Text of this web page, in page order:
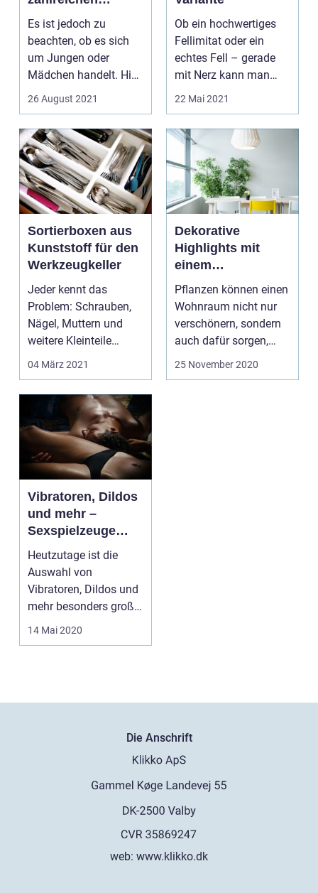
Varianten und
Mustern
Es ist jedoch zu
beachten, ob es sich
um Jungen oder
Mädchen handelt. Hier
herrschen
unterschiedlich...
26 August 2021
Ob ein hochwertiges
Fellimitat oder ein
echtes Fell – gerade
mit Nerz kann man
sehr viele schöne Din...
22 Mai 2021
Sortierboxen aus
Kunststoff für den
Werkzeugkeller
Jeder kennt das
Problem: Schrauben,
Nägel, Muttern und
weitere Kleinteile
liegen meistens im
04 März 2021
Dekorative
Highlights mit
einem
Pflanzenständer
setzen
Pflanzen können einen
Wohnraum nicht nur
verschönern, sondern
auch dafür sorgen,
dass...
25 November 2020
Vibratoren, Dildos
und mehr –
Sexspielzeuge
immer beliebter
Heutzutage ist die
Auswahl von
Vibratoren, Dildos und
mehr besonders groß.
Schon lange handelt
14 Mai 2020
Die Anschrift
web: www.klikko.dk